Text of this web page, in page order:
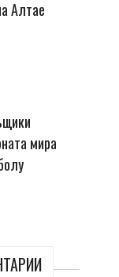
Алтае
мира